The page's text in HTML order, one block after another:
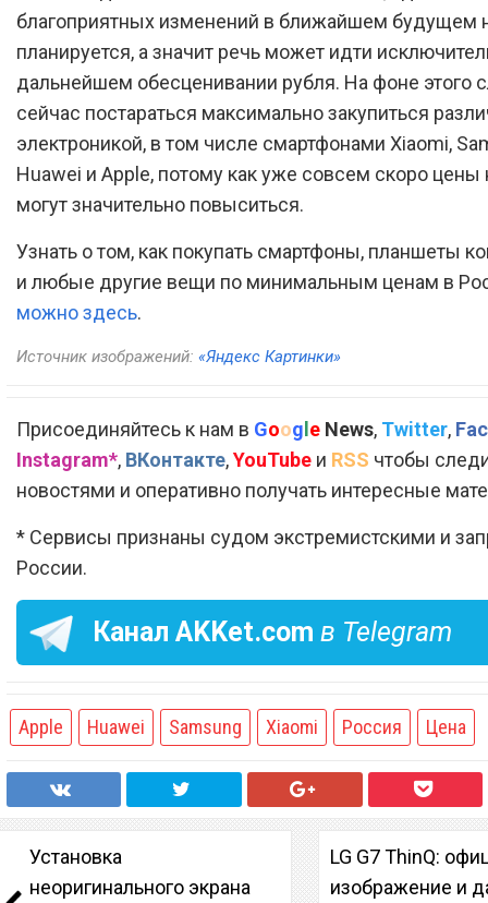
благоприятных изменений в ближайшем будущем
планируется, а значит речь может идти
дальнейшем обесценивании рубля. На фоне этого
сейчас постараться максимально закупиться
электроникой, в том числе смартфонами Xiaomi,
Huawei и Apple, потому как уже совсем скоро цены
могут значительно повыситься.
Узнать о том, как покупать смартфоны, планшеты
и любые другие вещи по минимальным ценам в
можно здесь.
Источник изображений: «Яндекс Картинки»
Присоединяйтесь к нам в Goog e News, Twitter,
Instagram*, ВКонтакте,YouTube и RSS чтобы
новостями и оперативно получать интересные
* Сервисы признаны судом экстремистскими и
России.
Канал AKKet.com в Telegram
Apple Huawei Samsung Xiaomi Россия Цена
Установка
неоригинального экрана
LG G7 ThinQ:
изображение и